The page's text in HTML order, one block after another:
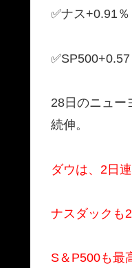
✅ナス+0.91％
✅SP500+0.57
28日のニュー
続伸。
ダウは、2日
ナスダックも
S＆P500も最